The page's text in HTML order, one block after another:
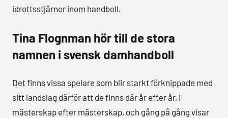
idrottsstjärnor inom handboll.
Tina Flognman hör till de stora
namnen i svensk damhandboll
Det finns vissa spelare som blir starkt förknippade med
sitt landslag därför att de finns där år efter år, i
mästerskap efter mästerskap, och gång på gång visar